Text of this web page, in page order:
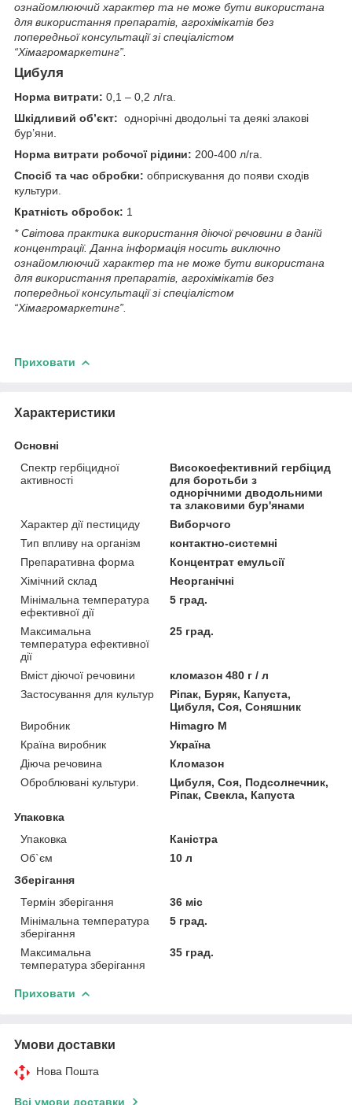
ознайомлюючий характер та не може бути використана
для використання препаратiв, агрохiмiкатiв без
попередньої консультації зі спеціалістом
“Хімагромаркетинг”.
Цибуля
Норма витрати: 0,1 – 0,2 л/га.
Шкідливий об’єкт: однорічні дводольні та деякі злакові
бур’яни.
Норма витрати робочої рідини: 200-400 л/га.
Спосіб та час обробки: обприскування до появи сходів
культури.
Кратність обробок: 1
* Світова практика використання діючої речовини в даній
концентрації. Данна iнформацiя носить виключно
ознайомлюючий характер та не може бути використана
для використання препаратiв, агрохiмiкатiв без
попередньої консультації зі спеціалістом
“Хімагромаркетинг”.
Приховати
Характеристики
Основні
Спектр гербіцидної
активності
Високоефективний гербіцид
для боротьби з
однорічними дводольними
та злаковими бур'янами
Характер дії пестициду
Виборчого
Тип впливу на організм
контактно-системні
Препаративна форма
Концентрат емульсії
Хімічний склад
Неорганічні
Мінімальна температура
ефективної дії
5 град.
Максимальна
температура ефективної
дії
25 град.
Вміст діючої речовини
кломазон 480 г / л
Застосування для культур
Ріпак, Буряк, Капуста,
Цибуля, Соя, Соняшник
Виробник
Himagro M
Країна виробник
Україна
Діюча речовина
Кломазон
Оброблювані культури.
Цибуля, Соя, Подсолнечник,
Ріпак, Свекла, Капуста
Упаковка
Упаковка
Каністра
Об`єм
10 л
Зберігання
Термін зберігання
36 міс
Мінімальна температура
зберігання
5 град.
Максимальна
температура зберігання
35 град.
Приховати
Умови доставки
Нова Пошта
Всі умови доставки